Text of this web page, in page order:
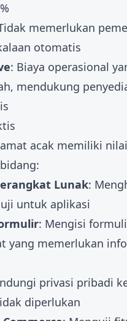
memerlukan
otomatis
: Biaya operasional
mendukung
acak memiliki
Lunak:
untuk aplikasi
: Mengisi
yang memerlukan
privasi pribadi
diperlukan